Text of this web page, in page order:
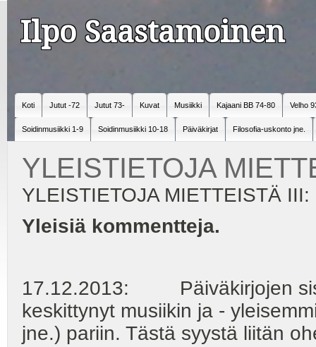
Ilpo Saastamoinen
Koti Jutut -72 Jutut 73- Kuvat Musiikki Kajaani BB 74-80 Velho
Soidinmusiikki 1-9 Soidinmusiikki 10-18 Päiväkirjat Filosofia-uskonto jne.
YLEISTIETOJA
YLEISTIETOJA MIETTEISTÄ III:
Yleisiä kommentteja.
17.12.2013: Päiväkirjojen
keskittynyt musiikin ja -
jne.) pariin. Tästä syystä liitän